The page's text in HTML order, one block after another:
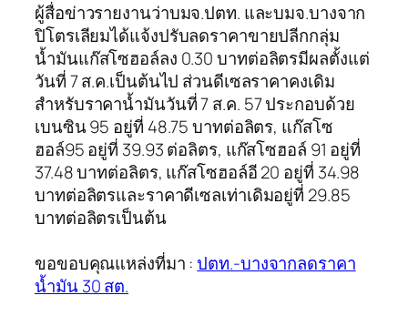
ผู้สื่อข่าวรายงานว่าบมจ.ปตท. และบมจ.บางจาก
ปิโตรเลียมได้แจ้งปรับลดราคาขายปลีกกลุ่ม
น้ำมันแก๊สโซฮอล์ลง 0.30 บาทต่อลิตรมีผลตั้งแต่
วันที่ 7 ส.ค.เป็นต้นไป ส่วนดีเซลราคาคงเดิม
สำหรับราคาน้ำมันวันที่ 7 ส.ค. 57 ประกอบด้วย
เบนซิน 95 อยู่ที่ 48.75 บาทต่อลิตร, แก๊สโซ
ฮอล์95 อยู่ที่ 39.93 ต่อลิตร, แก๊สโซฮอล์ 91 อยู่ที่
37.48 บาทต่อลิตร, แก๊สโซฮอล์อี 20 อยู่ที่ 34.98
บาทต่อลิตรและราคาดีเซลเท่าเดิมอยู่ที่ 29.85
บาทต่อลิตรเป็นต้น
ขอขอบคุณแหล่งที่มา : ปตท.-บางจากลดราคา
น้ำมัน 30 สต.